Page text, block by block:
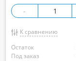
-
К сравнению
Остаток
Под заказ